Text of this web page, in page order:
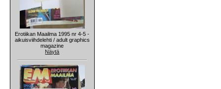
Erotiikan Maailma 1995 nr 4-5 -
aikuisviihdelehti / adult graphics
magazine
Näytä